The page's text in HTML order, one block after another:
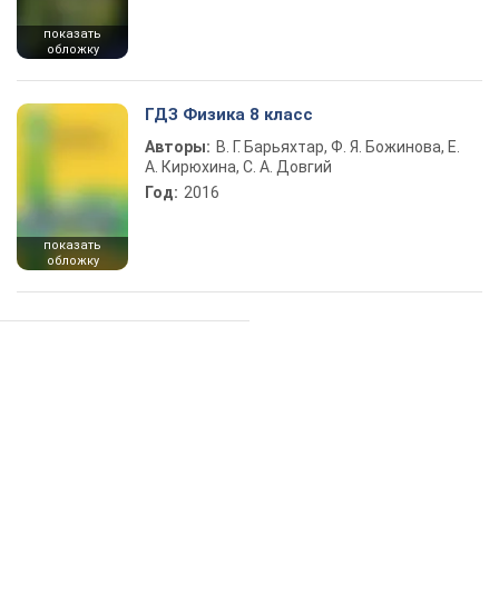
показать
обложку
показать
обложку
ГДЗ Физика 8 класс
Авторы: В. Г. Барьяхтар, Ф. Я. Божинова, Е.
А. Кирюхина, С. А. Довгий
Год: 2016